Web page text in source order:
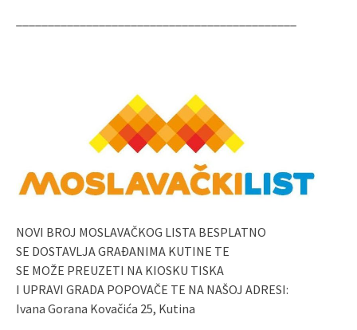
NOVI BROJ MOSLAVAČKOG LISTA BESPLATNO
SE DOSTAVLJA GRAĐANIMA KUTINE TE
SE MOŽE PREUZETI NA KIOSKU TISKA
I UPRAVI GRADA POPOVAČE TE NA NAŠOJ ADRESI:
Ivana Gorana Kovačića 25, Kutina